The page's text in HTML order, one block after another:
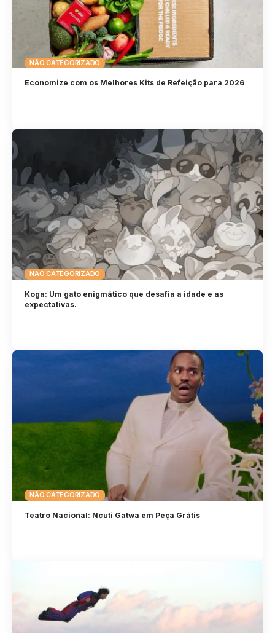
NÃO CATEGORIZADO
Economize com os Melhores Kits de Refeição para 2026
NÃO CATEGORIZADO
Koga: Um gato enigmático que desafia a idade e as
expectativas.
NÃO CATEGORIZADO
Teatro Nacional: Ncuti Gatwa em Peça Grátis